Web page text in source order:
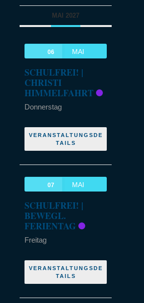
MAI 2027
06 MAI
SCHULFREI! |
CHRISTI
HIMMELFAHRT
Donnerstag
VERANSTALTUNGSDE
TAILS
07 MAI
SCHULFREI! |
BEWEGL.
FERIENTAG
Freitag
VERANSTALTUNGSDE
TAILS